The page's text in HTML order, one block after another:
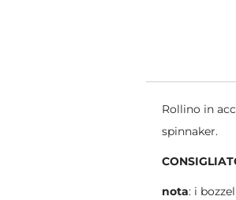
Rollino in
spinnaker.
nota: i